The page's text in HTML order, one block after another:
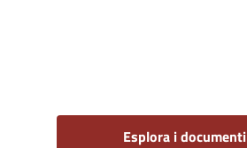
Esplora i documenti